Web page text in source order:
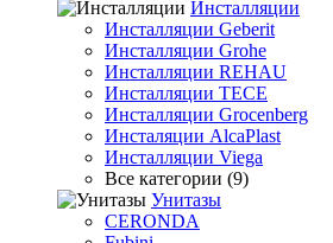
Инсталляции
Инсталляции Geberit
Инсталляции Grohe
Инсталляции REHAU
Инсталляции TECE
Инсталляции Grocenberg
Инсталяции AlcaPlast
Инсталляции Viega
Все категории (9)
Унитазы
CERONDA